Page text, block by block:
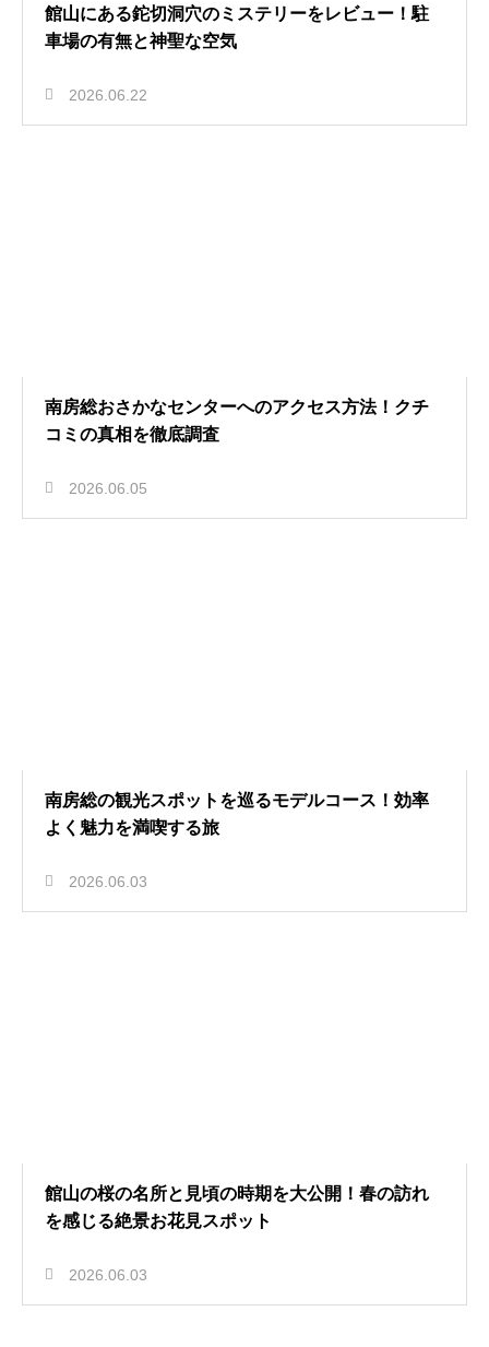
館山にある鉈切洞穴のミステリーをレビュー！駐
車場の有無と神聖な空気
2026.06.22
南房総おさかなセンターへのアクセス方法！クチ
コミの真相を徹底調査
2026.06.05
南房総の観光スポットを巡るモデルコース！効率
よく魅力を満喫する旅
2026.06.03
館山の桜の名所と見頃の時期を大公開！春の訪れ
を感じる絶景お花見スポット
2026.06.03